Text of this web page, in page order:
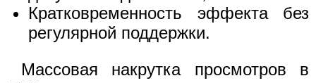
Кратковременность эффекта без
регулярной поддержки.
Массовая накрутка просмотров в